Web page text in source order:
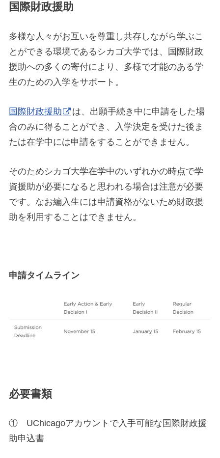
国際財政援助
多様な人々がお互いを尊重し共存しながら学ぶこ
とができる環境であるシカゴ大学では、国際財政
援助への多くの寄付により、多様で才能のある学
生のための入学をサポート。
国際財政援助
は、出願手続き中に申請をした場
合のみに得ることができ、入学決定を受けた後ま
たは在学中には申請をすることができません。
そのためシカゴ大学在学中のいずれかの時点で学
資援助が必要になると思われる場合は注意が必要
です。なお編入生には申請資格がないため財政援
助を利用することはできません。
申請タイムライン
必要書類
① UChicagoアカウントで入手可能な国際財政援
助申込書